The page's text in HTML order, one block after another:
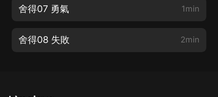
舍得07 勇氣 1min
舍得08 失敗 2min